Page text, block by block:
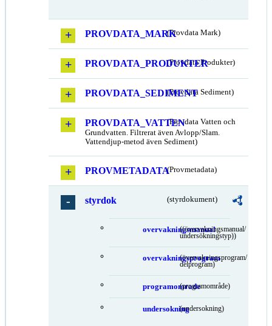
PROVDATA_MARK(Provdata Mark)
PROVDATA_PRODUKTER
(Provdata Produkter)
PROVDATA_SEDIMENT(Provdata Sediment)
PROVDATA_VATTEN(Provdata Vatten och
Grundvatten. Filtrerat även Avlopp/Slam.
Vattendjup-metod även Sediment)
PROVMETADATA(Provmetadata)
styrdok (styrdokument)
overvakningsmanual
((övervakningsmanual/
undersökningstyp))
overvakningsprogram
(övervakningsprogram/
delprogram)
programomrade(programområde)
undersokning(undersokning)